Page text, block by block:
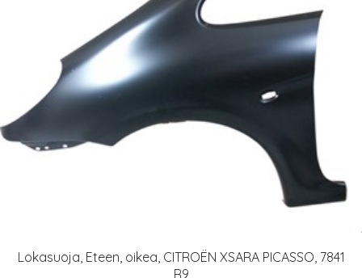
Lokasuoja, Eteen, oikea, CITROËN XSARA PICASSO, 7841
R9